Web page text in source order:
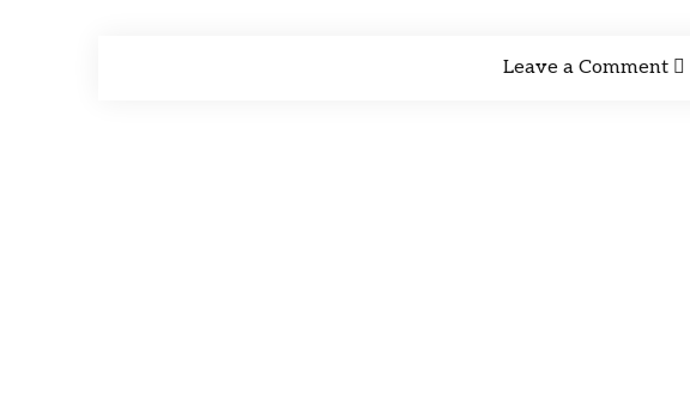
Leave a Comment